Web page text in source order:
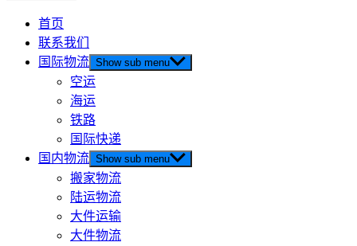
首页
联系我们
国际物流 Show sub menu
空运
海运
铁路
国际快递
国内物流 Show sub menu
搬家物流
陆运物流
大件运输
大件物流